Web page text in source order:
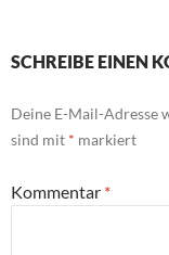
SCHREIBE EINEN
Deine E-Mail-
sind mit * markiert
Kommentar *